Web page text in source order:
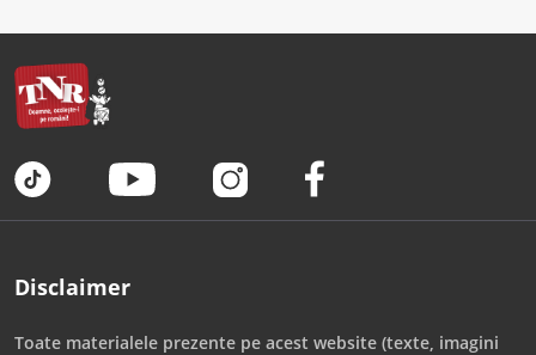
Disclaimer
Toate materialele prezente pe acest website (texte, imagini